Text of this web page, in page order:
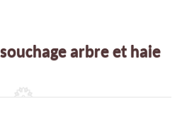
arbre et haie